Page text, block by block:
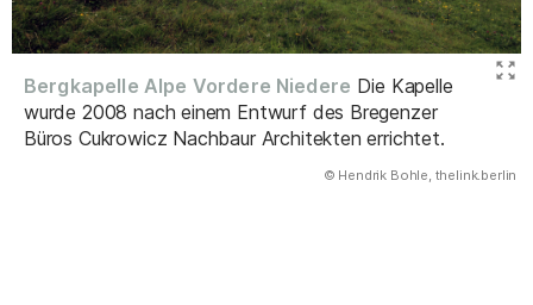
Bergkapelle Alpe Vordere Niedere Die Kapelle
wurde 2008 nach einem Entwurf des Bregenzer
Büros Cukrowicz Nachbaur Architekten errichtet.
© Hendrik Bohle, thelink.berlin